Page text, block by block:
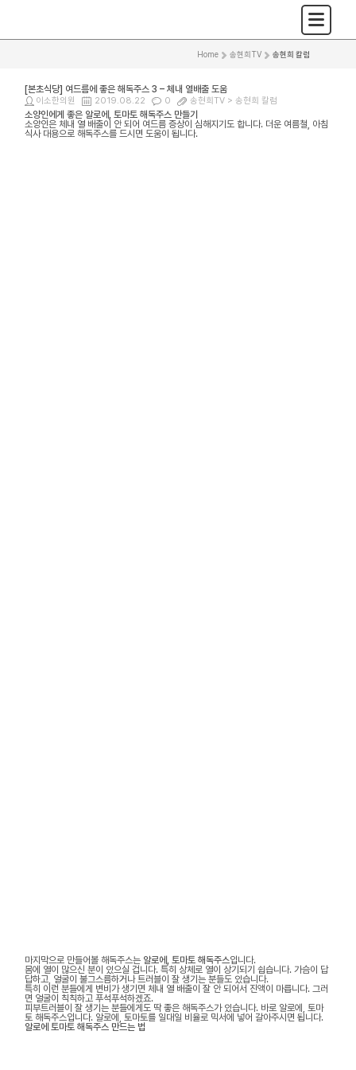
Home > 송현희TV > 송현희 칼럼
[본초식당] 여드름에 좋은 해독주스 3 – 체내 열배출 도움
이소한의원 2019.08.22 0 송현희TV >송현희 칼럼
소양인에게 좋은 알로에, 토마토 해독주스 만들기
소양인은 체내 열 배출이 안 되어 여드름 증상이 심해지기도 합니다. 더운 여름철, 아침
식사 대용으로 해독주스를 드시면 도움이 됩니다.
마지막으로 만들어볼 해독주스는 알로에, 토마토 해독주스입니다.
몸에 열이 많으신 분이 있으실 겁니다. 특히 상체로 열이 상기되기 쉽습니다. 가슴이 답
답하고, 얼굴이 불그스름하거나 트러블이 잘 생기는 분들도 있습니다.
특히 이런 분들에게 변비가 생기면 체내 열 배출이 잘 안 되어서 진액이 마릅니다. 그러
면 얼굴이 칙칙하고 푸석푸석하겠죠.
피부트러블이 잘 생기는 분들에게도 딱 좋은 해독주스가 있습니다. 바로 알로에, 토마
토 해독주스입니다. 알로에, 토마토를 일대일 비율로 믹서에 넣어 갈아주시면 됩니다.
알로에 토마토 해독주스 만드는 법